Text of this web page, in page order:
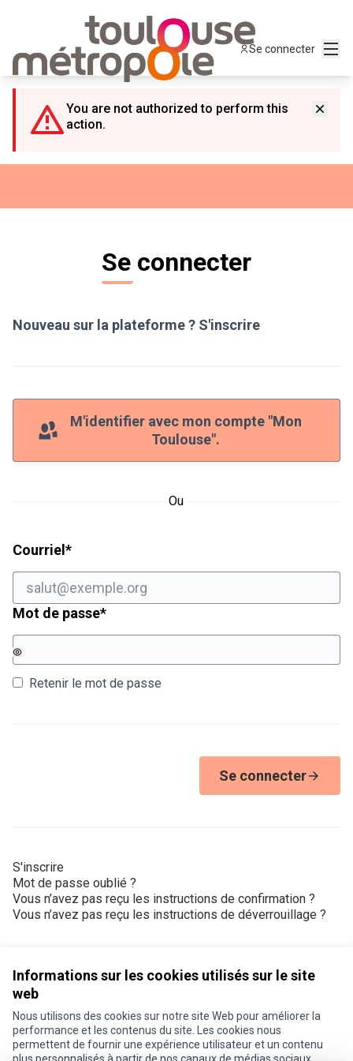
Informations sur les cookies utilisés sur le site
web
Nous utilisons des cookies sur notre site Web pour améliorer la
performance et les contenus du site. Les cookies nous
permettent de fournir une expérience utilisateur et un contenu
Se connecter
You are not authorized to perform this
action.
Se connecter
Nouveau sur la plateforme ? S'inscrire
M'identifier avec mon compte "Mon
Toulouse".
Ou
Courriel *Champ obligatoire
Mot de passe*Champ obligatoire
Retenir le mot de passe
Se connecter
S'inscrire
Mot de passe oublié ?
Vous n’avez pas reçu les instructions de confirmation ?
Vous n’avez pas reçu les instructions de déverrouillage ?
Conditions d'utilisation
Paramètres des cookies
Je participe ! sur X
Je participe ! sur Facebook
Je participe ! sur Instagram